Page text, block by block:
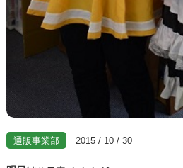
通販事業部 2015 / 10 / 30